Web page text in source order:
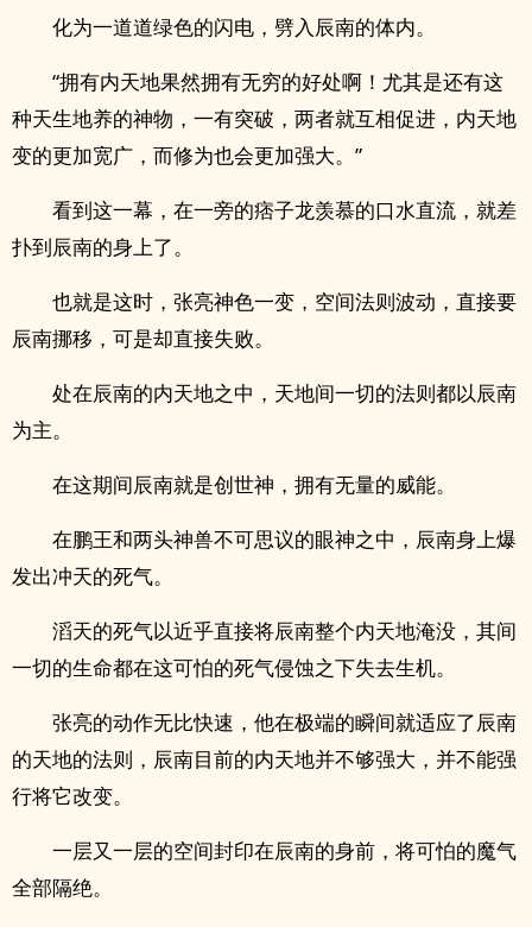
化为一道道绿色的闪电，劈入辰南的体内。
“拥有内天地果然拥有无穷的好处啊！尤其是还有这
种天生地养的神物，一有突破，两者就互相促进，内天地
变的更加宽广，而修为也会更加强大。”
看到这一幕，在一旁的痞子龙羡慕的口水直流，就差
扑到辰南的身上了。
也就是这时，张亮神色一变，空间法则波动，直接要
辰南挪移，可是却直接失败。
处在辰南的内天地之中，天地间一切的法则都以辰南
为主。
在这期间辰南就是创世神，拥有无量的威能。
在鹏王和两头神兽不可思议的眼神之中，辰南身上爆
发出冲天的死气。
滔天的死气以近乎直接将辰南整个内天地淹没，其间
一切的生命都在这可怕的死气侵蚀之下失去生机。
张亮的动作无比快速，他在极端的瞬间就适应了辰南
的天地的法则，辰南目前的内天地并不够强大，并不能强
行将它改变。
一层又一层的空间封印在辰南的身前，将可怕的魔气
全部隔绝。